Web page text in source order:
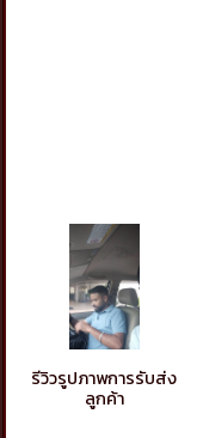
รีวิวรูปภาพการรับส่ง
ลูกค้า